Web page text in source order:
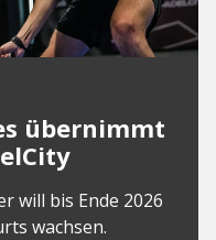
übernimmt
will bis Ende 2026
wachsen.